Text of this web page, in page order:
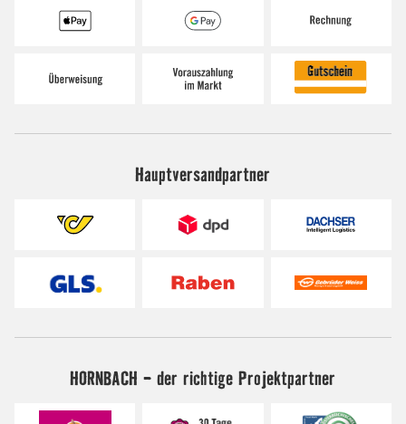
Hauptversandpartner
HORNBACH - der richtige Projektpartner